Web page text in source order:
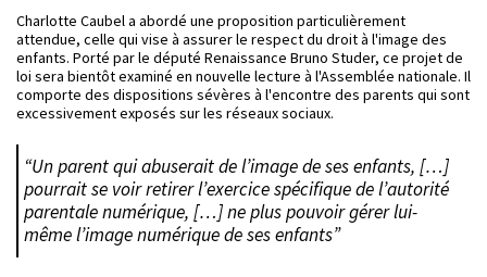
Charlotte Caubel a abordé une proposition particulièrement
attendue, celle qui vise à assurer le respect du droit à l'image des
enfants. Porté par le député Renaissance Bruno Studer, ce projet de
loi sera bientôt examiné en nouvelle lecture à l'Assemblée nationale. Il
comporte des dispositions sévères à l'encontre des parents qui sont
excessivement exposés sur les réseaux sociaux.
“Un parent qui abuserait de l’image de ses enfants, […]
pourrait se voir retirer l’exercice spécifique de l’autorité
parentale numérique, […] ne plus pouvoir gérer lui-
même l’image numérique de ses enfants”